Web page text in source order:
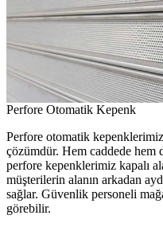
Perfore Otomatik Kepenk
Perfore otomatik
çözümdür. Hem caddede hem
perfore kepenklerimiz kapalı
müşterilerin alanın arkadan
sağlar. Güvenlik personeli
görebilir.